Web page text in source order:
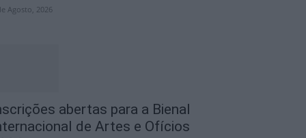
Agosto, 2026
abertas para a Bienal
de Artes e Ofícios